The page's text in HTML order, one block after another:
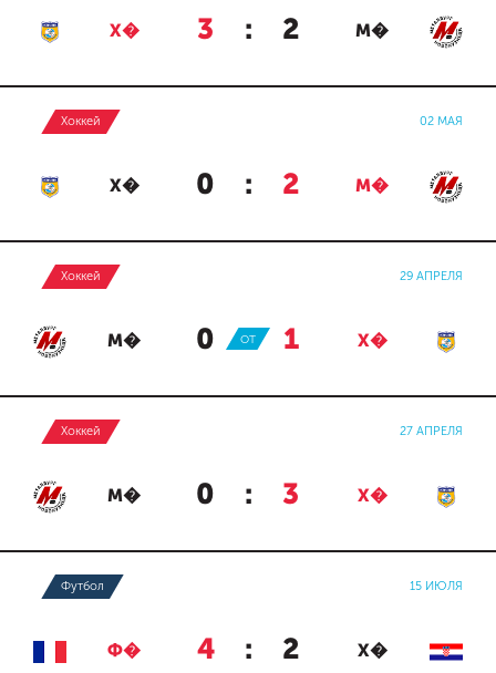
Х� 3 : 2 М�
Хоккей 02 МАЯ
Х� 0 : 2 М�
Хоккей 29 АПРЕЛЯ
М� 0 : 1 Х�
ОТ
Хоккей 27 АПРЕЛЯ
М� 0 : 3 Х�
Футбол 15 ИЮЛЯ
Ф� 4 : 2 Х�